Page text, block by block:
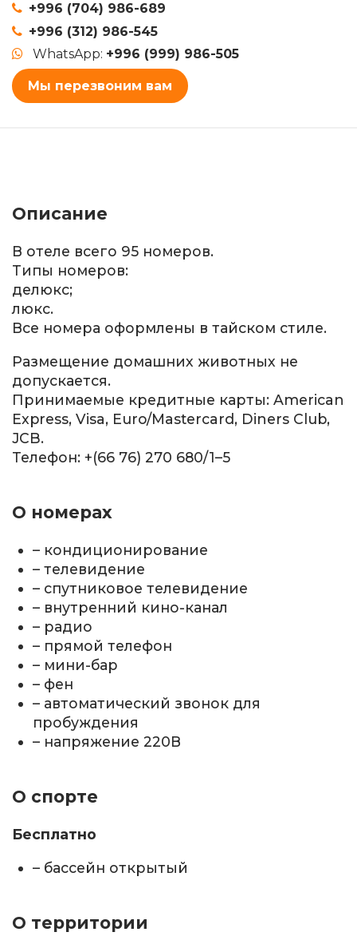
+996 (704) 986-689
+996 (312) 986-545
WhatsApp: +996 (999) 986-505
Мы перезвоним вам
Описание
В отеле всего 95 номеров.
Типы номеров:
делюкс;
люкс.
Все номера оформлены в тайском стиле.
Размещение домашних животных не
допускается.
Принимаемые кредитные карты: American
Express, Visa, Euro/Mastercard, Diners Club,
JCB.
Телефон: +(66 76) 270 680/1–5
О номерах
– кондиционирование
– телевидение
– спутниковое телевидение
– внутренний кино-канал
– радио
– прямой телефон
– мини-бар
– фен
– автоматический звонок для
пробуждения
– напряжение 220В
О спорте
Бесплатно
– бассейн открытый
О территории